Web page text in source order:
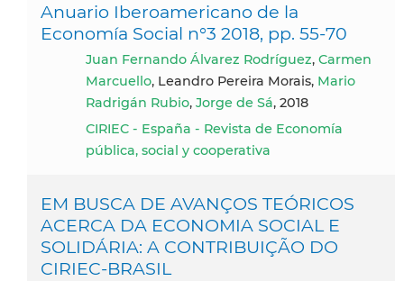
Anuario Iberoamericano de la
Economía Social n°3 2018, pp. 55-70
Juan Fernando Álvarez Rodríguez, Carmen
Marcuello, Leandro Pereira Morais, Mario
Radrigán Rubio, Jorge de Sá, 2018
CIRIEC - España - Revista de Economía
pública, social y cooperativa
EM BUSCA DE AVANÇOS TEÓRICOS
ACERCA DA ECONOMIA SOCIAL E
SOLIDÁRIA: A CONTRIBUIÇÃO DO
CIRIEC-BRASIL